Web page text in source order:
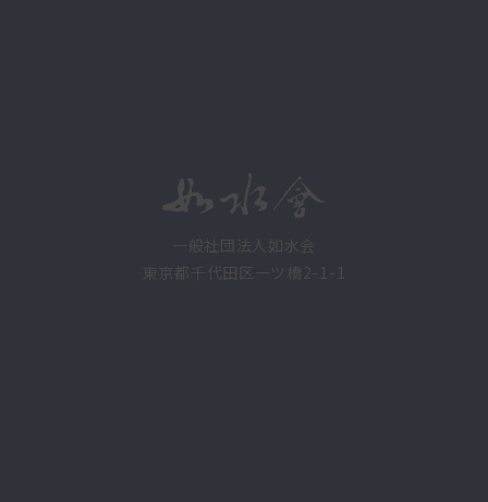
一般社団法人如水会
東京都千代田区一ツ橋2-1-1